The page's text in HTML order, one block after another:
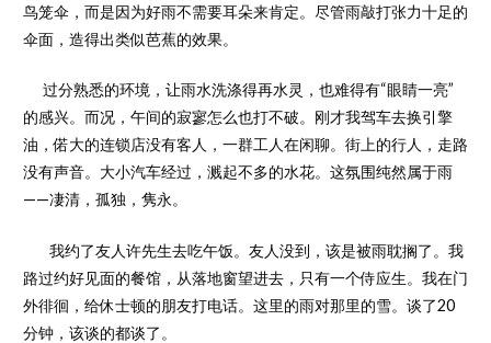
鸟笼伞，而是因为好雨不需要耳朵来肯定。尽管雨敲打张力十足的
伞面，造得出类似芭蕉的效果。
过分熟悉的环境，让雨水洗涤得再水灵，也难得有“眼睛一亮”
的感兴。而况，午间的寂寥怎么也打不破。刚才我驾车去换引擎
油，偌大的连锁店没有客人，一群工人在闲聊。街上的行人，走路
没有声音。大小汽车经过，溅起不多的水花。这氛围纯然属于雨
——凄清，孤独，隽永。
我约了友人许先生去吃午饭。友人没到，该是被雨耽搁了。我
路过约好见面的餐馆，从落地窗望进去，只有一个侍应生。我在门
外徘徊，给休士顿的朋友打电话。这里的雨对那里的雪。谈了20
分钟，该谈的都谈了。